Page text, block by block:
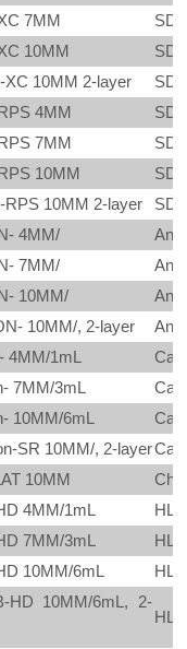
7MM
10MM
10MM 2-layer
4MM
7MM
10MM
10MM 2-layer
4MM/
7MM/
10MM/
10MM/, 2-layer
4MM/1mL
7MM/3mL
10MM/6mL
SR 10MM/, 2-layer
10MM
4MM/1mL
7MM/3mL
10MM/6mL
HD 10MM/6mL, 2-